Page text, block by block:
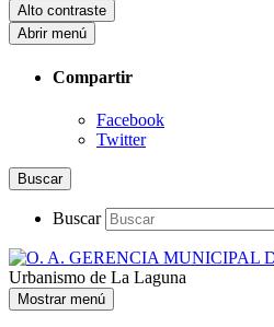
Alto contraste
Abrir menú
Compartir
Facebook
Twitter
Buscar
Buscar
Urbanismo de La Laguna
Mostrar menú